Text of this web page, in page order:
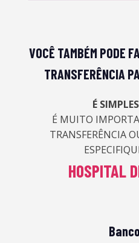
VOCÊ TAMBÉM PODE
TRANSFERÊNCIA
É
É MUITO
TRANSFERÊNCIA
HOSPITAL